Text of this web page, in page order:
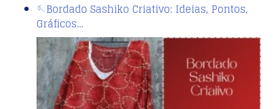
🪡Bordado Sashiko Criativo: Ideias, Pontos,
Gráficos…